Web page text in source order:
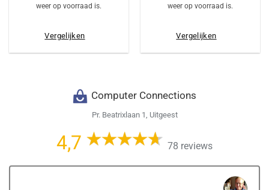
weer op voorraad is.
Vergelijken
weer op voorraad is.
Vergelijken
Computer Connections
Pr. Beatrixlaan 1, Uitgeest
4,7 78 reviews